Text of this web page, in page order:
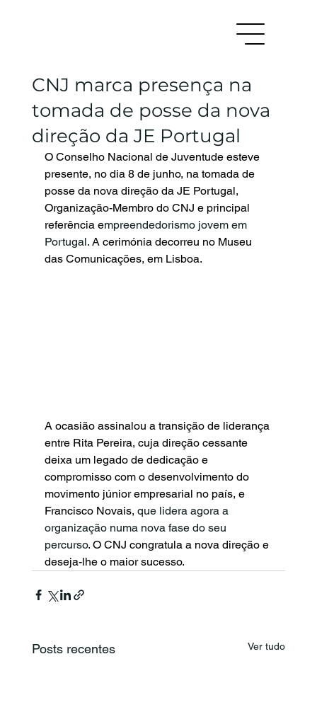
CNJ marca presença na
tomada de posse da nova
direção da JE Portugal
O Conselho Nacional de Juventude esteve
presente, no dia 8 de junho, na tomada de
posse da nova direção da JE Portugal,
Organização-Membro do CNJ e principal
referência empreendedorismo jovem em
Portugal. A cerimónia decorreu no Museu
das Comunicações, em Lisboa.
A ocasião assinalou a transição de liderança
entre Rita Pereira, cuja direção cessante
deixa um legado de dedicação e
compromisso com o desenvolvimento do
movimento júnior empresarial no país, e
Francisco Novais, que lidera agora a
organização numa nova fase do seu
percurso. O CNJ congratula a nova direção e
deseja-lhe o maior sucesso.
Posts recentes Ver tudo